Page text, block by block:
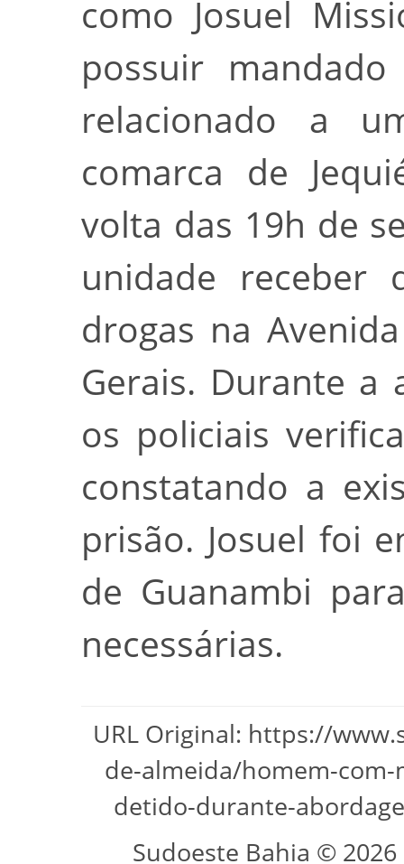
como Josuel
possuir
relacionado a
comarca de
volta das 19h de
unidade receber
drogas na
Gerais. Durante a
os policiais
constatando a
prisão. Josuel foi
de Guanambi
necessárias.
URL Original: https://
de-almeida/homem-
detido-durante-
Sudoeste Bahia ©